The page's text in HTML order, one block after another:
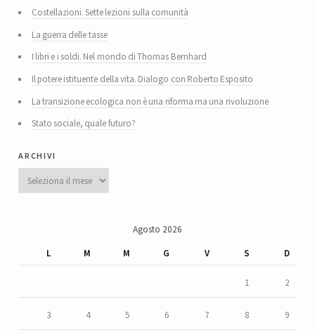
Costellazioni. Sette lezioni sulla comunità
La guerra delle tasse
I libri e i soldi. Nel mondo di Thomas Bernhard
Il potere istituente della vita. Dialogo con Roberto Esposito
La transizione ecologica non è una riforma ma una rivoluzione
Stato sociale, quale futuro?
archivi
Agosto 2026
L
M M G V S D
1 2
3 4 5 6 7 8 9